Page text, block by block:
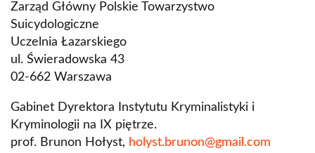
Zarząd Główny Polskie Towarzystwo
Suicydologiczne
Uczelnia Łazarskiego
ul. Świeradowska 43
02-662 Warszawa
Gabinet Dyrektora Instytutu Kryminalistyki i
Kryminologii na IX piętrze.
prof. Brunon Hołyst, holyst.brunon@gmail.com